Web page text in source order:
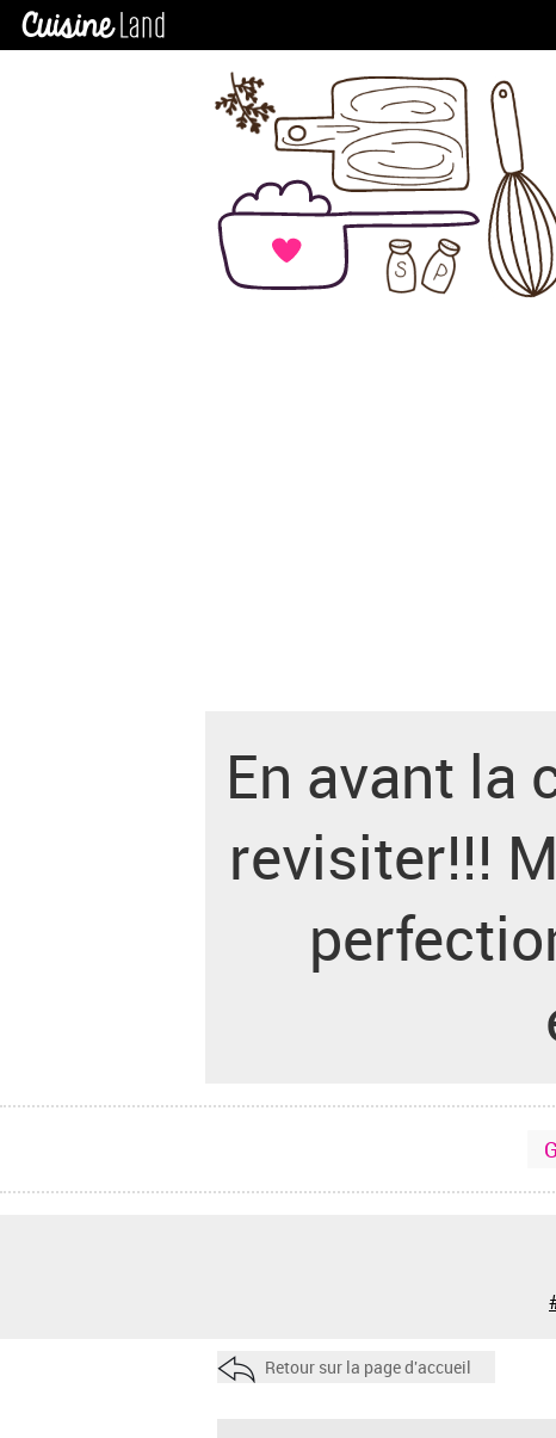
En avant la
revisiter!!!
Retour sur la page d'accueil